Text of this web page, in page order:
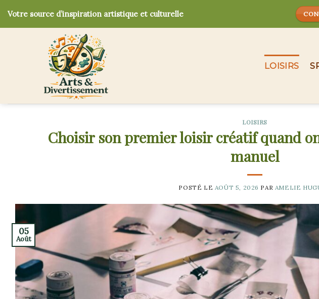
Votre source d’inspiration artistique et culturelle
LOISIRS
LOISIRS
Choisir son premier loisir créatif quand
manuel
POSTÉ LE AOÛT 5, 2026 PAR AMELIE
05
Août